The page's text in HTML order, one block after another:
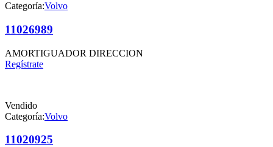
Categoría:Volvo
11026989
AMORTIGUADOR DIRECCION
Regístrate
Vendido
Categoría:Volvo
11020925